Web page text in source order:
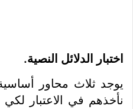
اختبار الدلائل النصية.
يوجد ثلاث محاور
نأخذهم في الاعتبار